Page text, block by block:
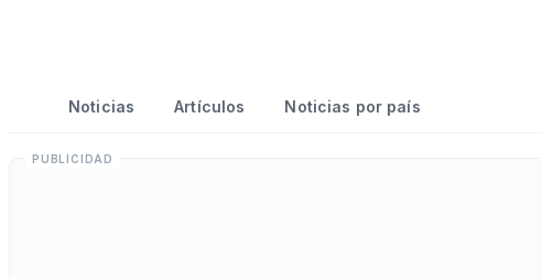
Noticias Artículos Noticias por país